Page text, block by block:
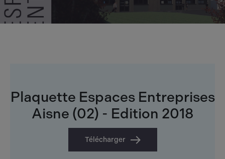
Plaquette Espaces Entreprises
Aisne (02) - Edition 2018
Télécharger